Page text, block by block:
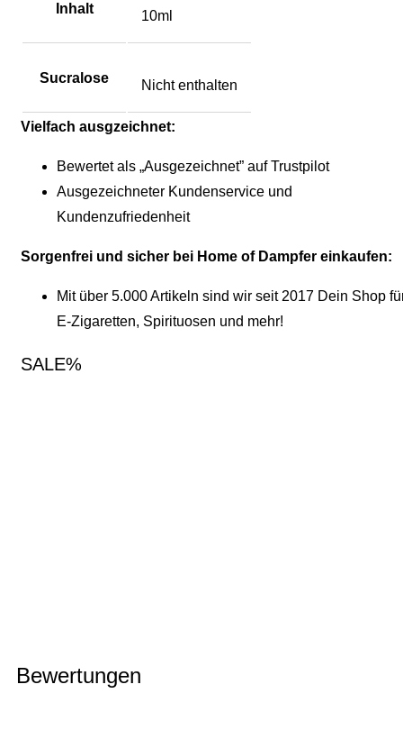
Inhalt 10ml
Sucralose Nicht enthalten
Vielfach ausgzeichnet:
Bewertet als „Ausgezeichnet” auf Trustpilot
Ausgezeichneter Kundenservice und
Kundenzufriedenheit
Sorgenfrei und sicher bei Home of Dampfer einkaufen:
Mit über 5.000 Artikeln sind wir seit 2017 Dein Shop
E-Zigaretten, Spirituosen und mehr!
SALE%
Bewertungen